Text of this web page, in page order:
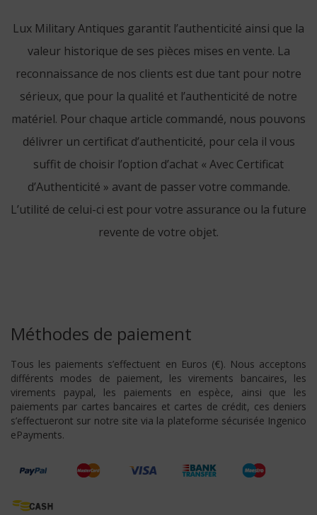
Lux Military Antiques garantit l’authenticité ainsi que la
valeur historique de ses pièces mises en vente. La
reconnaissance de nos clients est due tant pour notre
sérieux, que pour la qualité et l’authenticité de notre
matériel. Pour chaque article commandé, nous pouvons
délivrer un certificat d’authenticité, pour cela il vous
suffit de choisir l’option d’achat « Avec Certificat
d’Authenticité » avant de passer votre commande.
L’utilité de celui-ci est pour votre assurance ou la future
revente de votre objet.
Méthodes de paiement
Tous les paiements s’effectuent en Euros (€). Nous acceptons
différents modes de paiement, les virements bancaires, les
virements paypal, les paiements en espèce, ainsi que les
paiements par cartes bancaires et cartes de crédit, ces deniers
s’effectueront sur notre site via la plateforme sécurisée Ingenico
ePayments.